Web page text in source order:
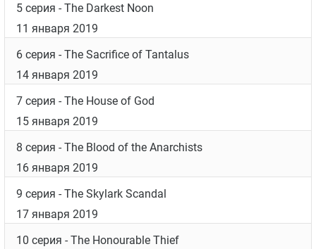
5 серия - The Darkest Noon
11 января 2019
6 серия - The Sacrifice of Tantalus
14 января 2019
7 серия - The House of God
15 января 2019
8 серия - The Blood of the Anarchists
16 января 2019
9 серия - The Skylark Scandal
17 января 2019
10 серия - The Honourable Thief